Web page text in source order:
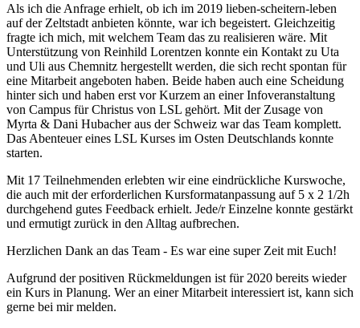
Als ich die Anfrage erhielt, ob ich im 2019 lieben-scheitern-leben
auf der Zeltstadt anbieten könnte, war ich begeistert. Gleichzeitig
fragte ich mich, mit welchem Team das zu realisieren wäre. Mit
Unterstützung von Reinhild Lorentzen konnte ein Kontakt zu Uta
und Uli aus Chemnitz hergestellt werden, die sich recht spontan für
eine Mitarbeit angeboten haben. Beide haben auch eine Scheidung
hinter sich und haben erst vor Kurzem an einer Infoveranstaltung
von Campus für Christus von LSL gehört. Mit der Zusage von
Myrta & Dani Hubacher aus der Schweiz war das Team komplett.
Das Abenteuer eines LSL Kurses im Osten Deutschlands konnte
starten.
Mit 17 Teilnehmenden erlebten wir eine eindrückliche Kurswoche,
die auch mit der erforderlichen Kursformatanpassung auf 5 x 2 1/2h
durchgehend gutes Feedback erhielt. Jede/r Einzelne konnte gestärkt
und ermutigt zurück in den Alltag aufbrechen.
Herzlichen Dank an das Team - Es war eine super Zeit mit Euch!
Aufgrund der positiven Rückmeldungen ist für 2020 bereits wieder
ein Kurs in Planung. Wer an einer Mitarbeit interessiert ist, kann sich
gerne bei mir melden.